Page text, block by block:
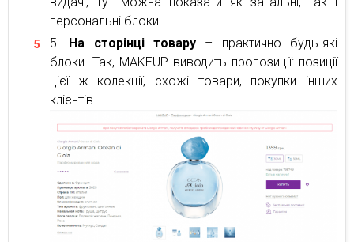
персональні блоки.
На сторінці товару – практично будь-які
блоки. Так, MAKEUP виводить пропозиції: позиції
цієї ж колекції, схожі товари, покупки інших
клієнтів.